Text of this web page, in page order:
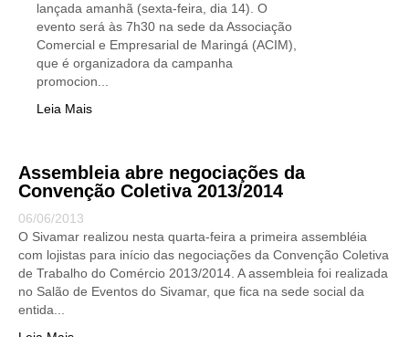
lançada amanhã (sexta-feira, dia 14). O
evento será às 7h30 na sede da Associação
Comercial e Empresarial de Maringá (ACIM),
que é organizadora da campanha
promocion...
Leia Mais
Assembleia abre negociações da
Convenção Coletiva 2013/2014
06/06/2013
O Sivamar realizou nesta quarta-feira a primeira assembléia
com lojistas para início das negociações da Convenção Coletiva
de Trabalho do Comércio 2013/2014. A assembleia foi realizada
no Salão de Eventos do Sivamar, que fica na sede social da
entida...